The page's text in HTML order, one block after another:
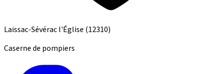
Laissac-Sévérac l'Église (12310)
Caserne de pompiers